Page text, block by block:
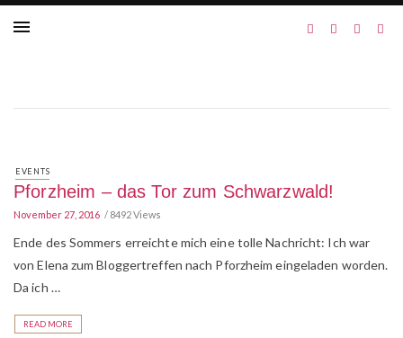
EVENTS
Pforzheim – das Tor zum Schwarzwald!
November 27, 2016 8492 Views
Ende des Sommers erreichte mich eine tolle Nachricht: Ich war
von Elena zum Bloggertreffen nach Pforzheim eingeladen worden.
Da ich …
READ MORE